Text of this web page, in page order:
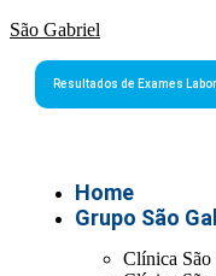
São Gabriel
Resultados de Exames
Home
Grupo São
Clínica São